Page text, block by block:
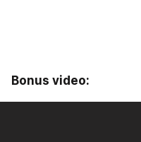
Bonus video: